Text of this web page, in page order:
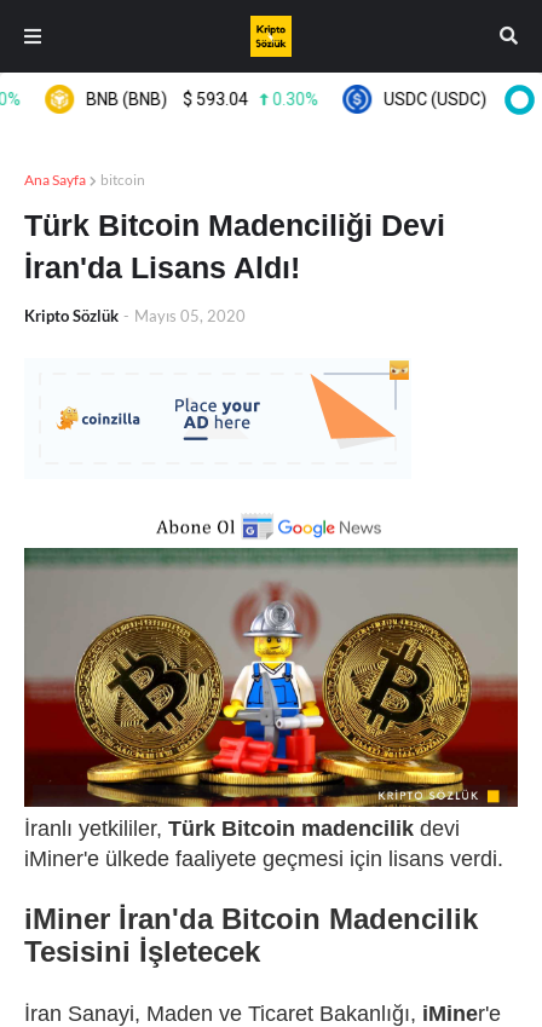
BNB (BNB) $ 593.04 0.30% USDC (USDC) $
Ana Sayfa bitcoin
Türk Bitcoin Madenciliği Devi
İran'da Lisans Aldı!
Kripto Sözlük - Mayıs 05, 2020
İranlı yetkililer, Türk Bitcoin madencilik devi
iMiner'e ülkede faaliyete geçmesi için lisans verdi.
iMiner İran'da Bitcoin Madencilik
Tesisini İşletecek
İran Sanayi, Maden ve Ticaret Bakanlığı, iMiner'e